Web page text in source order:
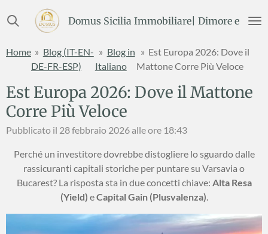
al
principale
Domus Sicilia Immobiliare| Dimore e
Home » Blog (IT-EN-
DE-FR-ESP)
» Blog in
Italiano
» Est Europa 2026: Dove il
Mattone Corre Più Veloce
Est Europa 2026: Dove il Mattone
Corre Più Veloce
Pubblicato il 28 febbraio 2026 alle ore 18:43
Perché un investitore dovrebbe distogliere lo sguardo dalle
rassicuranti capitali storiche per puntare su Varsavia o
Bucarest? La risposta sta in due concetti chiave: Alta Resa
(Yield) eCapital Gain (Plusvalenza)